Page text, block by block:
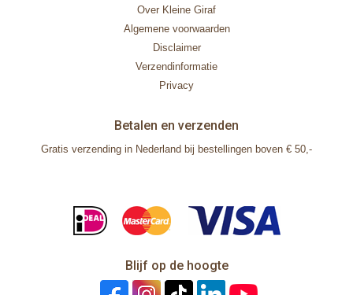
Over Kleine Giraf
Algemene voorwaarden
Disclaimer
Verzendinformatie
Privacy
Betalen en verzenden
Gratis verzending in Nederland bij bestellingen boven € 50,-
Blijf op de hoogte